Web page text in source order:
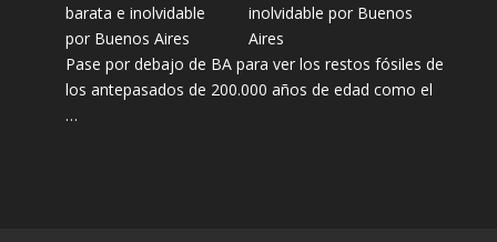
inolvidable por Buenos
Aires
Pase por debajo de BA para ver los restos fósiles de
los antepasados de 200.000 años de edad como el
…